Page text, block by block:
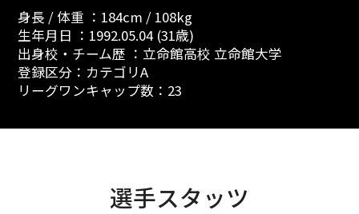
身長 / 体重 ：184cm / 108kg
生年月日 ：1992.05.04 (31歳)
出身校・チーム歴 ：立命館高校 立命館大学
登録区分：カテゴリA
リーグワンキャップ数：23
選手スタッツ